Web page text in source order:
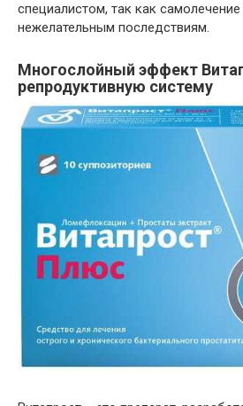
специалистом, так как
нежелательным последствиям.
Многослойный эффект
репродуктивную систему